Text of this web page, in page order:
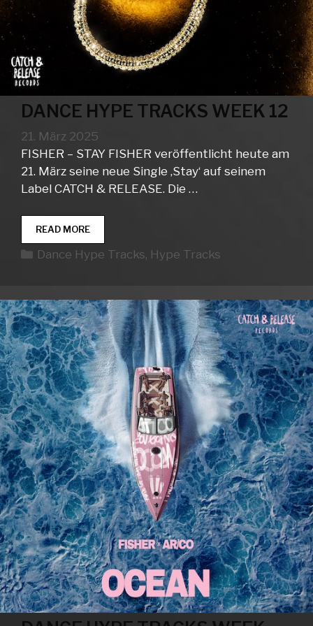
DANCE HYPE TRACKS WEEK 12
21. März 2025
FISHER – STAY FISHER veröffentlicht heute am
21. März seine neue Single ‚Stay‘ auf seinem
Label CATCH & RELEASE. Die …
READ MOREDANCE
HYPE
TRACKS
Kategorien
Dance Hype Tracks, Hype Tracks